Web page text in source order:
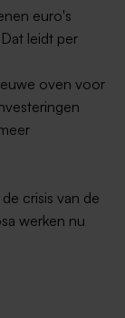
euro's
leidt per
oven voor
crisis van de
werken nu